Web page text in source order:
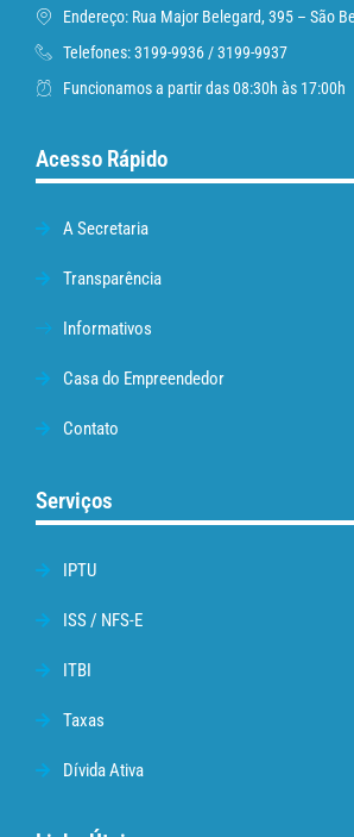
Endereço: Rua Major Belegard, 395 – São
Telefones: 3199-9936 / 3199-9937
Funcionamos a partir das 08:30h às 17:00h
Acesso Rápido
A Secretaria
Transparência
Informativos
Casa do Empreendedor
Contato
Serviços
IPTU
ISS / NFS-E
ITBI
Taxas
Dívida Ativa